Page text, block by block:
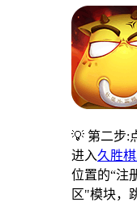
💡 第二步:
进入久胜
位置的“注
区"模块，